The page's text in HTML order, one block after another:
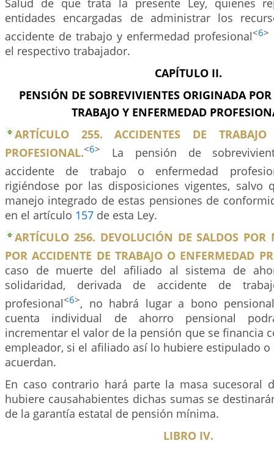
entidades encargadas de administrar los
accidente de trabajo y enfermedad profesional<6>
el respectivo trabajador.
CAPÍTULO II.
PENSIÓN DE SOBREVIVIENTES ORIGINADA POR
TRABAJO Y ENFERMEDAD
ARTÍCULO 255. ACCIDENTES DE
PROFESIONAL.<6>
La pensión de
accidente de trabajo o enfermedad
rigiéndose por las disposiciones vigentes, salvo
manejo integrado de estas pensiones de
en el artículo 157 de esta Ley.
ARTÍCULO 256. DEVOLUCIÓN DE SALDOS POR
POR ACCIDENTE DE TRABAJO O ENFERMEDAD
caso de muerte del afiliado al sistema de
solidaridad, derivada de accidente de
profesional<6>, no habrá lugar a bono
cuenta individual de ahorro pensional
incrementar el valor de la pensión que se financia
empleador, si el afiliado así lo hubiere estipulado
acuerdan.
En caso contrario hará parte la masa sucesoral
hubiere causahabientes dichas sumas se
de la garantía estatal de pensión mínima.
LIBRO IV.